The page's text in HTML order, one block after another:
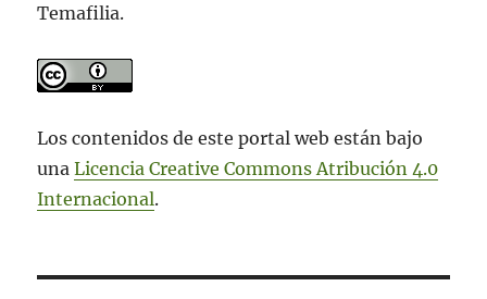
Temafilia.
Los contenidos de este portal web están bajo
unaLicencia Creative Commons Atribución 4.0
Internacional.